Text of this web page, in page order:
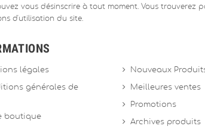
vous désinscrire à tout moment. Vous trouverez
d'utilisation du site.
légales
générales de
boutique
Nouveaux
Meilleures ventes
Promotions
Archives produits